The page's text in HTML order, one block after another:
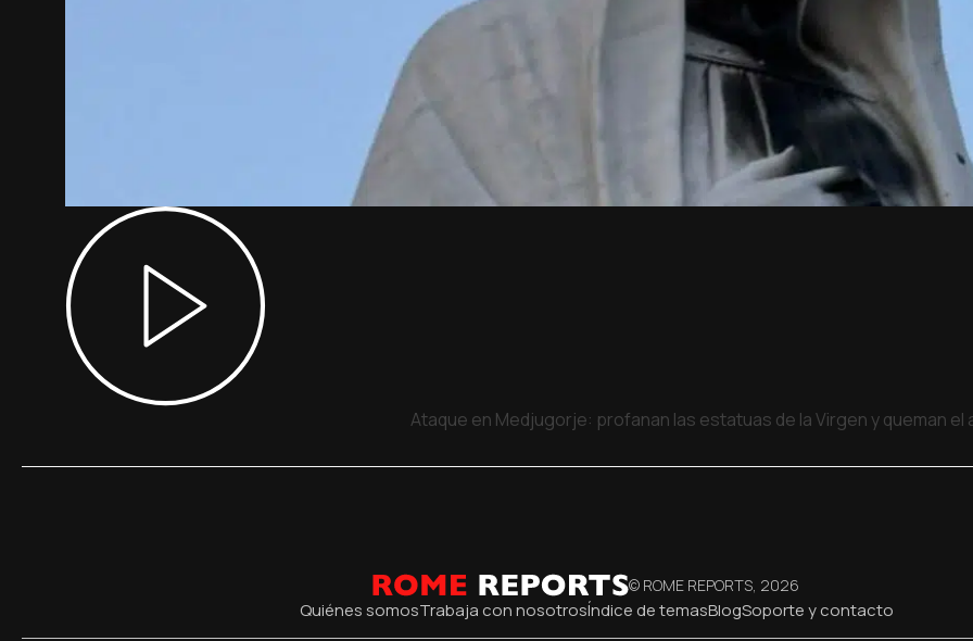
Ataque en Medjugorje: profanan las estatuas de la Virgen y queman el
© ROME REPORTS, 2026
Quiénes somosTrabaja con nosotrosÍndice de temasBlogSoporte y contacto